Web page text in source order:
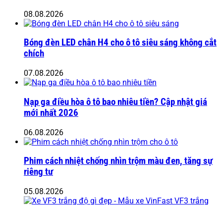
08.08.2026
Bóng đèn LED chân H4 cho ô tô siêu sáng không cắt
chích
07.08.2026
Nạp ga điều hòa ô tô bao nhiêu tiền? Cập nhật giá
mới nhất 2026
06.08.2026
Phim cách nhiệt chống nhìn trộm màu đen, tăng sự
riêng tư
05.08.2026